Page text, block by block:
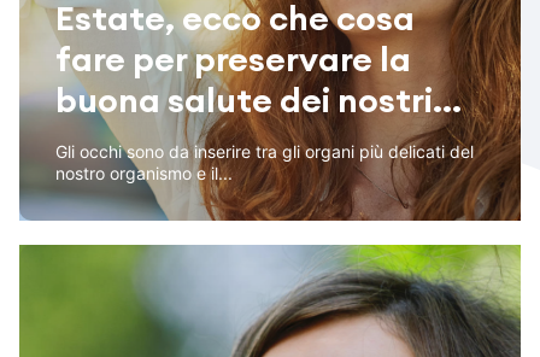
Estate, ecco che cosa
fare per preservare la
buona salute dei nostri...
Gli occhi sono da inserire tra gli organi più delicati del
nostro organismo e il...